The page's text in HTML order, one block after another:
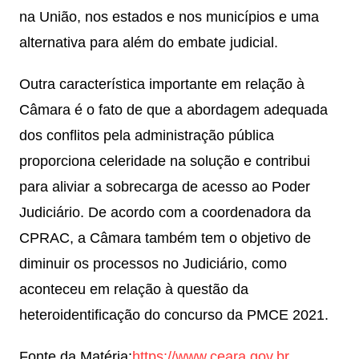
na União, nos estados e nos municípios e uma
alternativa para além do embate judicial.
Outra característica importante em relação à
Câmara é o fato de que a abordagem adequada
dos conflitos pela administração pública
proporciona celeridade na solução e contribui
para aliviar a sobrecarga de acesso ao Poder
Judiciário. De acordo com a coordenadora da
CPRAC, a Câmara também tem o objetivo de
diminuir os processos no Judiciário, como
aconteceu em relação à questão da
heteroidentificação do concurso da PMCE 2021.